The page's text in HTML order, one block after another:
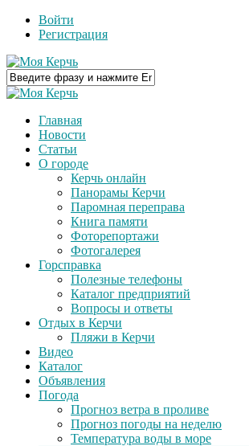
Войти
Регистрация
Главная
Новости
Статьи
О городе
Керчь онлайн
Панорамы Керчи
Паромная переправа
Книга памяти
Фоторепортажи
Фотогалерея
Горсправка
Полезные телефоны
Каталог предприятий
Вопросы и ответы
Отдых в Керчи
Пляжи в Керчи
Видео
Каталог
Объявления
Погода
Прогноз ветра в проливе
Прогноз погоды на неделю
Температура воды в море